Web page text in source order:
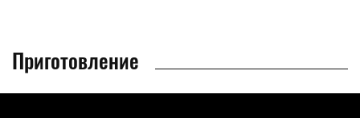
Приготовление